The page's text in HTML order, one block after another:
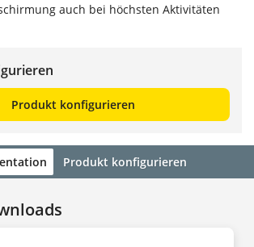
auch bei höchsten Aktivitäten
Produkt konfigurieren
Produkt konfigurieren